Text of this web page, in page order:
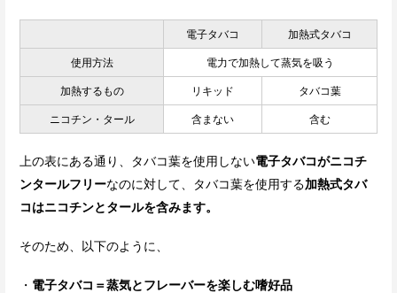
電子タバコ 加熱式タバコ
使用方法 電力で加熱して蒸気を吸う
加熱するもの リキッド タバコ葉
ニコチン・タール 含まない 含む
上の表にある通り、タバコ葉を使用しない電子タバコがニコチ
ンタールフリーなのに対して、タバコ葉を使用する加熱式タバ
コはニコチンとタールを含みます。
そのため、以下のように、
電子タバコ＝蒸気とフレーバーを楽しむ嗜好品